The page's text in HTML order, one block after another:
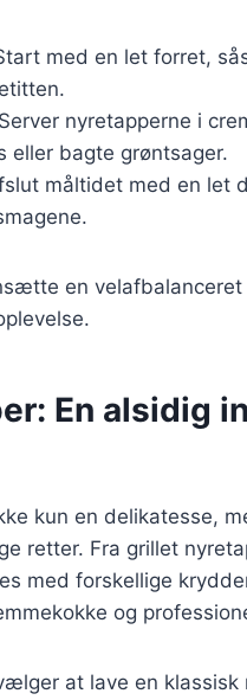
med en let forret,
nyretapperne i
eller bagte grøntsager.
måltidet med en let
en
En alsidig
kun en delikatesse,
retter. Fra grillet
med forskellige
og
at lave en